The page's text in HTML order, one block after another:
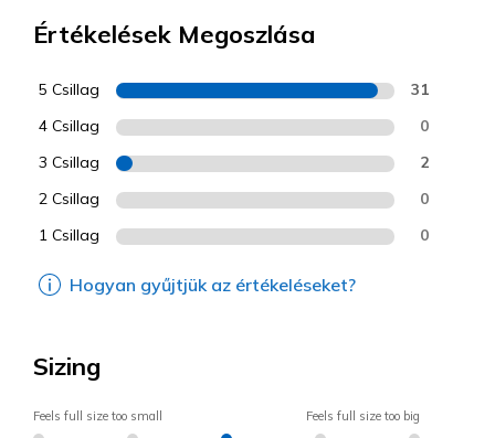
Értékelések Megoszlása
5 Csillag 31
4 Csillag 0
3 Csillag 2
2 Csillag 0
1 Csillag 0
Hogyan gyűjtjük az értékeléseket?
Sizing
Feels full size too small Feels full size too big